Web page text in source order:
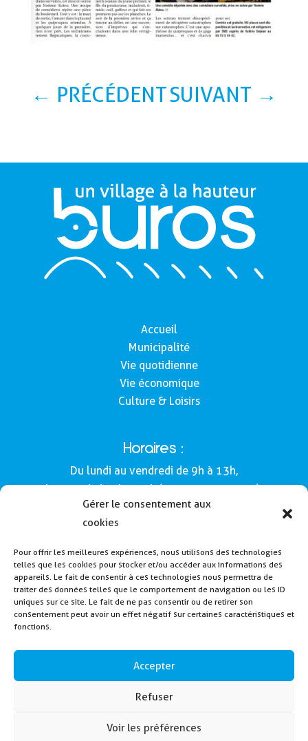
Gérer le consentement aux
cookies
Pour offrir les meilleures expériences, nous utilisons des technologies
telles que les cookies pour stocker et/ou accéder aux informations des
appareils. Le fait de consentir à ces technologies nous permettra de
traiter des données telles que le comportement de navigation ou les ID
uniques sur ce site. Le fait de ne pas consentir ou de retirer son
consentement peut avoir un effet négatif sur certaines caractéristiques et
fonctions.
Accepter
Refuser
Voir les préférences
← PRÉCÉDENTSUIVANT →
Accueil
Municipalité
Vie quotidienne
Vie économique
Culture & Loisirs
Horaires :
Du lundi au vendredi de 9h à 13h,
le samedi de 9h à 12h (Semaines impaires).
160, route de Morlàas
64160 - Buros
Tél : 05 59 62 54 49
Inscription alerte SMS
Contactez nous
2024 – Mairie de Buros – Créé en collaboration